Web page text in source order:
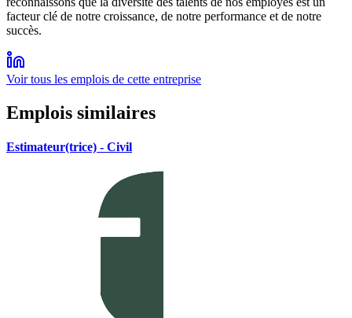
facteur clé de notre croissance, de notre performance et de notre
succès.
Voir tous les emplois de cette entreprise
Emplois similaires
Estimateur(trice) - Civil